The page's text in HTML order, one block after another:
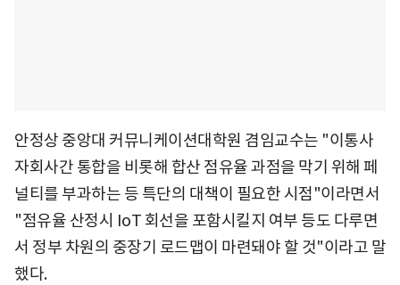
안정상 중앙대 커뮤니케이션대학원 겸임교수는 "이통사
자회사간 통합을 비롯해 합산 점유율 과점을 막기 위해 페
널티를 부과하는 등 특단의 대책이 필요한 시점"이라면서
"점유율 산정시 IoT 회선을 포함시킬지 여부 등도 다루면
서 정부 차원의 중장기 로드맵이 마련돼야 할 것"이라고 말
했다.